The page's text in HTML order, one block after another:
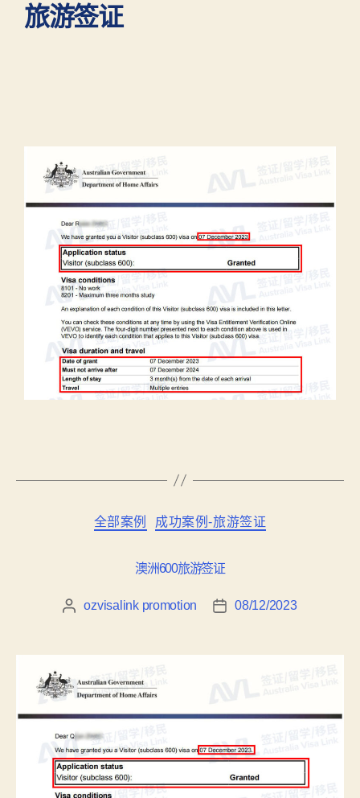
旅游签证
全部案例 成功案例-旅游签证
澳洲600旅游签证
ozvisalink promotion 08/12/2023